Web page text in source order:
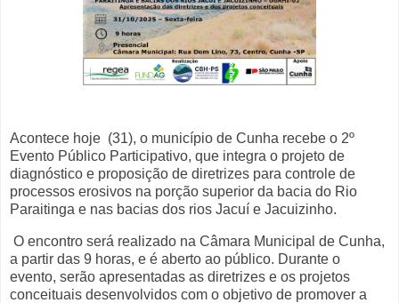
Acontece hoje (31), o município de Cunha recebe o 2º
Evento Público Participativo, que integra o projeto de
diagnóstico e proposição de diretrizes para controle de
processos erosivos na porção superior da bacia do Rio
Paraitinga e nas bacias dos rios Jacuí e Jacuizinho.
O encontro será realizado na Câmara Municipal de Cunha,
a partir das 9 horas, e é aberto ao público. Durante o
evento, serão apresentadas as diretrizes e os projetos
conceituais desenvolvidos com o objetivo de promover a